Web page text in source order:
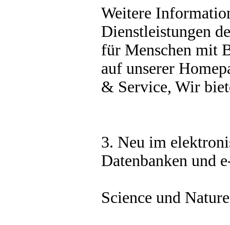
Weitere
Dienstleistungen
für Menschen mit
auf unserer
& Service, Wir
3. Neu im
Datenbanken und
Science und Nature